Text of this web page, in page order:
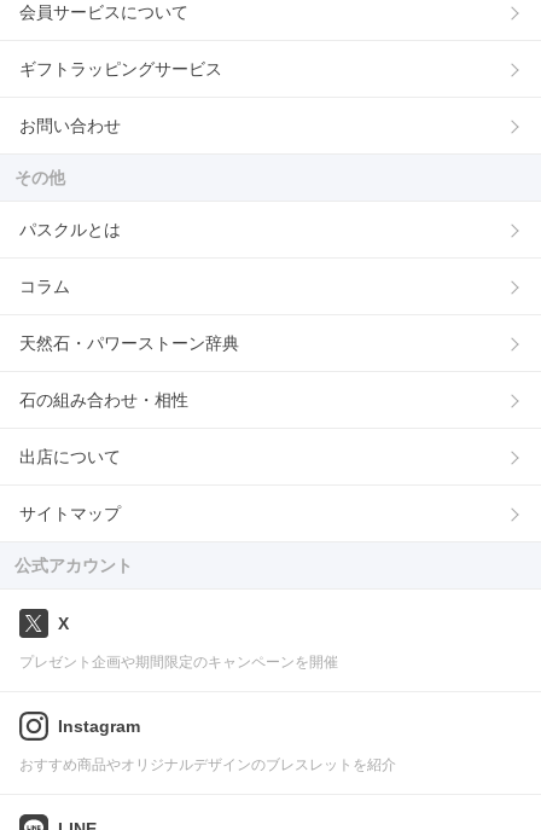
会員サービスについて
ギフトラッピングサービス
お問い合わせ
その他
パスクルとは
コラム
天然石・パワーストーン辞典
石の組み合わせ・相性
出店について
サイトマップ
公式アカウント
X
プレゼント企画や期間限定のキャンペーンを開催
Instagram
おすすめ商品やオリジナルデザインのブレスレットを紹介